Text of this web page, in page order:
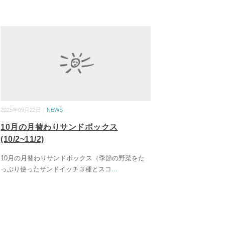
2025年09月22日｜ NEWS
10月の月替わりサンドボックス
(10/2~11/2)
10月の月替わりサンドボックス（季節の野菜をた
っぷり使ったサンドイッチ３種とスコ ...